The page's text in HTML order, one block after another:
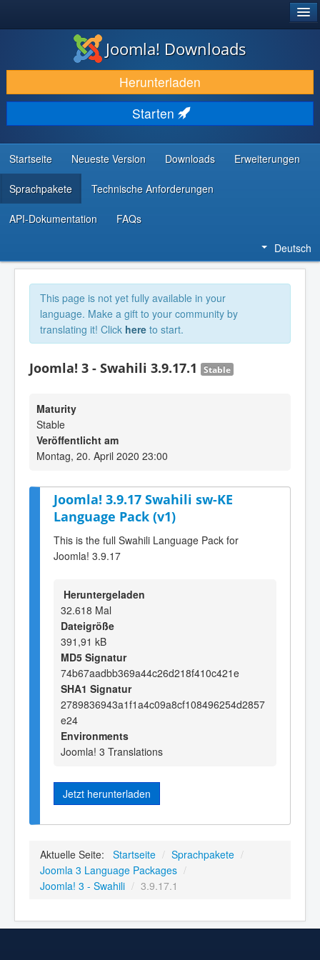
DOWNLOAD & ERWEITERN
ENTDECKEN & LERNEN
COMMUNITY & SUPPORT
RESSOURCEN FÜR ENTWICKLER
Joomla! Downloads
Herunterladen
Starten
Startseite Neueste Version Downloads Erweiterungen
Sprachpakete Technische Anforderungen
API-Dokumentation FAQs
Deutsch
This page is not yet fully available in your
language. Make a gift to your community by
translating it! Click here to start.
Joomla! 3 - Swahili 3.9.17.1 Stable
Maturity
Stable
Veröffentlicht am
Montag, 20. April 2020 23:00
Joomla! 3.9.17 Swahili sw-KE
Language Pack (v1)
This is the full Swahili Language Pack for
Joomla! 3.9.17
Heruntergeladen
32.618 Mal
Dateigröße
391,91 kB
MD5 Signatur
74b67aadbb369a44c26d218f410c421e
SHA1 Signatur
2789836943a1f1a4c09a8cf108496254d2857
e24
Environments
Joomla! 3 Translations
Jetzt herunterladen
Aktuelle Seite: Startseite / Sprachpakete /
Joomla 3 Language Packages /
Joomla! 3 - Swahili / 3.9.17.1